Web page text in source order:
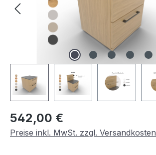
Regulärer Preis:
542,00 €
Preise inkl. MwSt. zzgl. Versandkosten